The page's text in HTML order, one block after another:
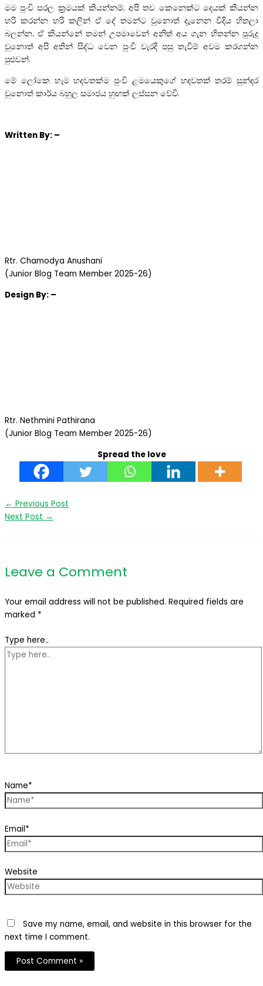
මම පුංචි සරල ක්‍රමයක් කියන්නම්. අපි තව කෙනෙක්ට දෙයක් කියන්න
හරි කරන්න හරි කලින් ඒ දේ තමන්ට වුනොත් දැනෙන විදිය හිතලා
බලන්න. ඒ කියන්නේ තමන් උපමාවෙන් අනිත් අය ගැන හිතන්න පුරුදු
වුනොත් අපි අතින් සිද්ධ වෙන පුංචි වැරදි පසු තැවීම් අවම කරගන්න
පුළුවන්.
මේ ලෝකෙ හැම හදවතක්ම පුංචි ළමයෙකුගේ හදවතක් තරම් සුන්දර
වුනොත් කාර්ය බහුල සමාජය හුඟක් ලස්සන වේවි.
Written By: –
Rtr. Chamodya Anushani
(Junior Blog Team Member 2025-26)
Design By: –
Rtr. Nethmini Pathirana
(Junior Blog Team Member 2025-26)
Spread the love
← Previous Post
Next Post →
Leave a Comment
Your email address will not be published. Required fields are
marked *
Type here..
Name*
Email*
Website
Save my name, email, and website in this browser for the
next time I comment.